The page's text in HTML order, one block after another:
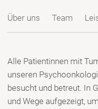
Über uns Team
Alle Patientinnen mit
unseren
besucht und betreut. In
und Wege aufgezeigt,